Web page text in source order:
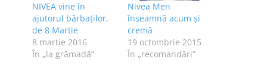
NIVEA vine în
ajutorul bărbaților,
de 8 Martie
8 martie 2016
În „la grămadă”
Nivea Men
înseamnă acum și
cremă
19 octombrie 2015
În „recomandări”